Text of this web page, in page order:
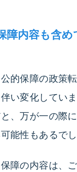
障内容も含
的保障の政策
い変化してい
、万が一の際
能性もあるでし
障の内容は、